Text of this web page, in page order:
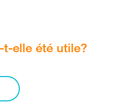
t-elle été utile?